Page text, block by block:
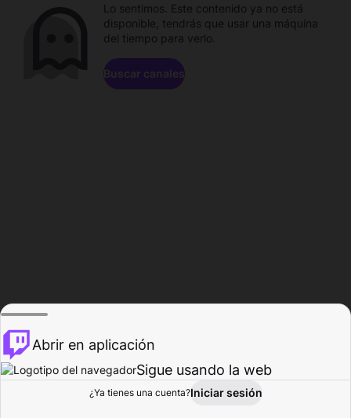
Explorar Actividad
Lo sentimos. Este contenido ya no está
disponible, tendrás que usar una máquina
del tiempo para verlo.
Buscar canales
Abrir en aplicación
Sigue usando la web
¿Ya tienes una cuenta?Iniciar sesión